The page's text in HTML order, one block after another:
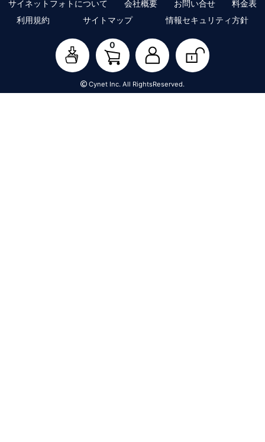
サイネットフォトについて 会社概要 お問い合せ
料金表
利用規約
サイトマップ 情報セキュリティ方針
0
Cynet Inc. All RightsReserved.